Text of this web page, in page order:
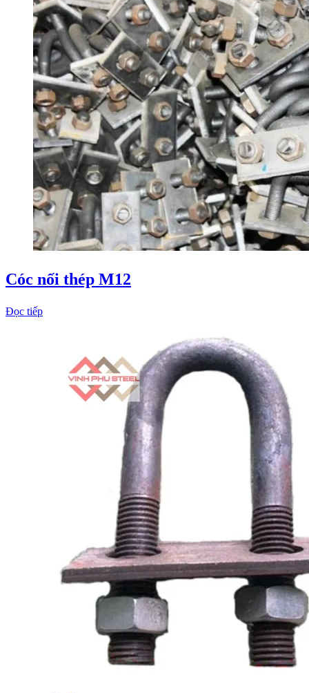
Cóc nối thép M12
Đọc tiếp